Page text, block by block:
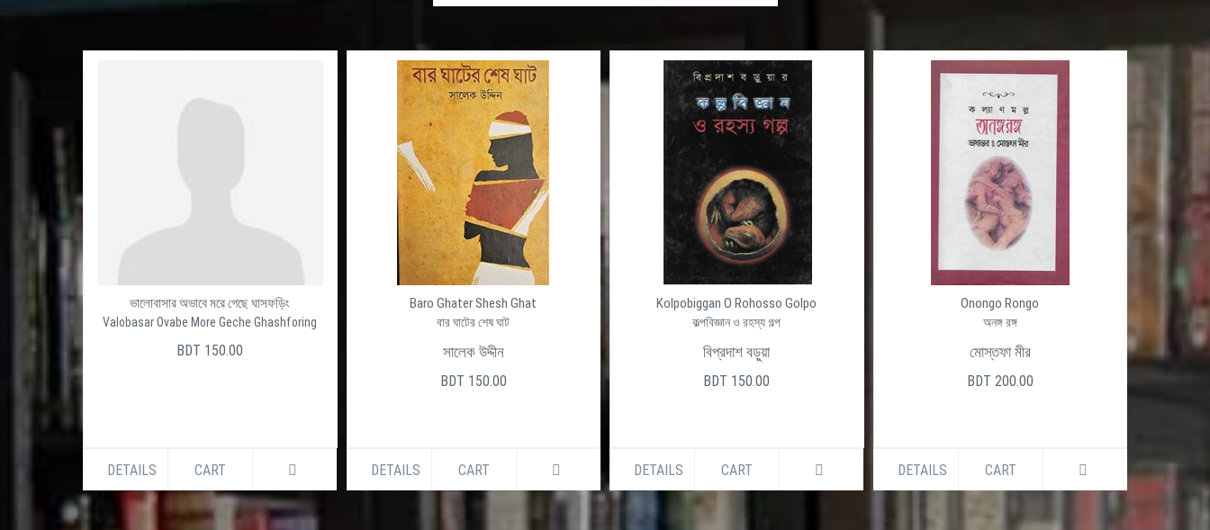
ভালোবাসার অভাবে মরে গেছে ঘাসফড়িং
Valobasar Ovabe More Geche Ghashforing
BDT 150.00
DETAILS CART
Baro Ghater Shesh Ghat
বার ঘাটের শেষ ঘাট
সালেক উদ্দীন
BDT 150.00
DETAILS CART
Kolpobiggan O Rohosso Golpo
কল্পবিজ্ঞান ও রহস্য গল্প
বিপ্রদাশ বড়ুয়া
BDT 150.00
DETAILS CART
Onongo Rongo
অনঙ্গ রঙ্গ
মোস্তফা মীর
BDT 200.00
DETAILS CART